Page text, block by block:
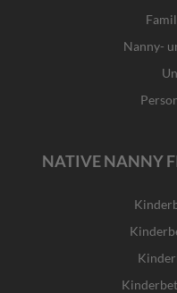
Nanny-
NATIVE NANNY